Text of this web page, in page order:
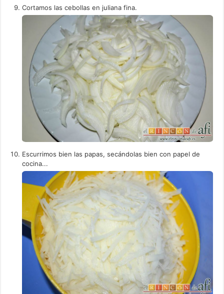
Cortamos las cebollas en juliana fina.
Escurrimos bien las papas, secándolas bien con papel de
cocina...